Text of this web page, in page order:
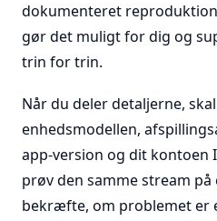
dokumenteret
gør det muligt for dig og
trin for trin.
Når du deler detaljerne,
enhedsmodellen,
app-version og dit kontoen
prøv den samme stream
bekræfte, om problemet er